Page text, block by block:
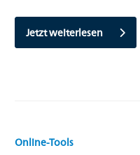
Jetzt weiterlesen
Online-Tools